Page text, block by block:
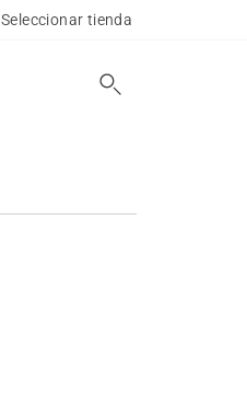
Seleccionar tienda